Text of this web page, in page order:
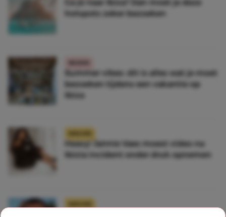
Ga je naar Ibiza? Dan moet je deze
hotspots zeker bezoeken
Summer vibes: dit is alles wat je moet
bezoeken tijdens een vakantie op
Ibiza
Heavy! Jaimie Vaes moest video na
Ibizia incident onder druk opnemen